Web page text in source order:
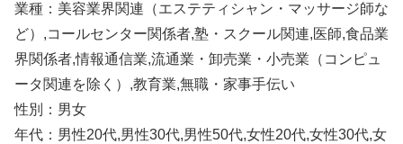
業種：美容業界関連（エステティシャン・マッサージ師な
ど）,コールセンター関係者,塾・スクール関連,医師,食品業
界関係者,情報通信業,流通業・卸売業・小売業（コンピュ
ータ関連を除く）,教育業,無職・家事手伝い
性別：男女
年代：男性20代,男性30代,男性50代,女性20代,女性30代,女